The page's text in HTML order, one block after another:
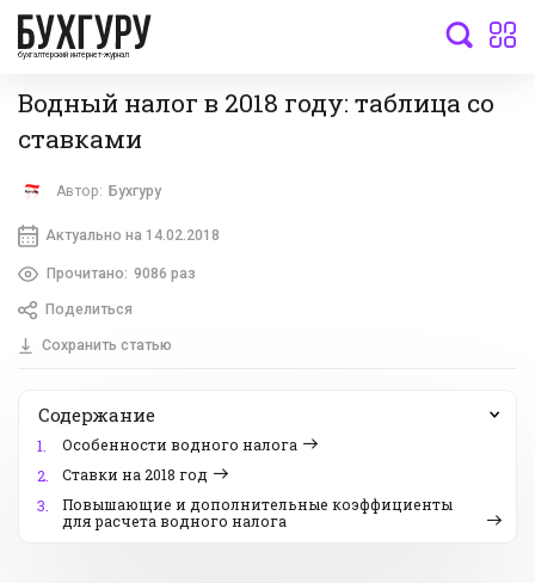
бухгалтерский интернет-журнал
Водный налог в 2018 году: таблица со
ставками
Автор: Бухгуру
Актуально на 14.02.2018
Прочитано: 9086 раз
Поделиться
Сохранить статью
Содержание
1.
Особенности водного налога
2.
Ставки на 2018 год
3.
Повышающие и дополнительные коэффициенты
для расчета водного налога